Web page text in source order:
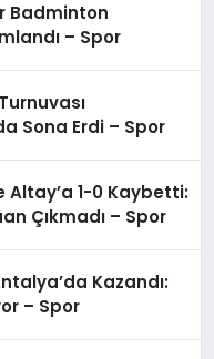
Badminton
– Spor
Sona Erdi – Spor
Altay’a 1-0 Kaybetti:
Çıkmadı – Spor
Kazandı:
– Spor